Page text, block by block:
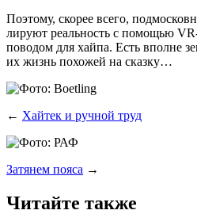
Поэто­му, ско­рее все­го,
ли­ру­ют реаль­ность с помо­щью
пово­дом для хай­па. Есть вполне
их жизнь похо­жей на сказку…
← Хайтек и ручной труд
Затянем пояса →
Читайте также